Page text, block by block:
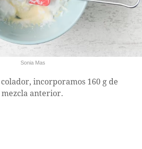
Sonia Mas
incorporamos 160 g de
anterior.